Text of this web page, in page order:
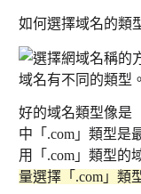
如何選擇域名的類
域名有不同的類型。
好的域名類型像是
中「.com」類型是
用「.com」類型的
量選擇「.com」類